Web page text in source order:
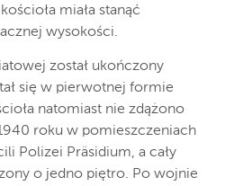
miała stanąć
wysokości.
został ukończony
się w pierwotnej formie
natomiast nie zdążono
roku w pomieszczeniach
Polizei Präsidium, a cały
o jedno piętro. Po wojnie